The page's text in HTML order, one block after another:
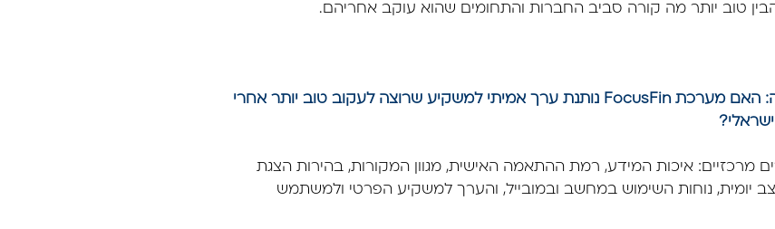
טוב יותר מה קורה סביב החברות והתחומים שהוא עוקב אחריהם.
בסקירה התמקדנו בשאלה פשוטה: האם מערכת FocusFin נותנת ערך אמיתי למשקיע שרוצה לעקוב טוב יותר אחרי
איכות המידע, רמת ההתאמה האישית, מגוון המקורות, בהירות הצגת
יומית, נוחות השימוש במחשב ובמובייל, והערך למשקיע הפרטי ולמשתמש